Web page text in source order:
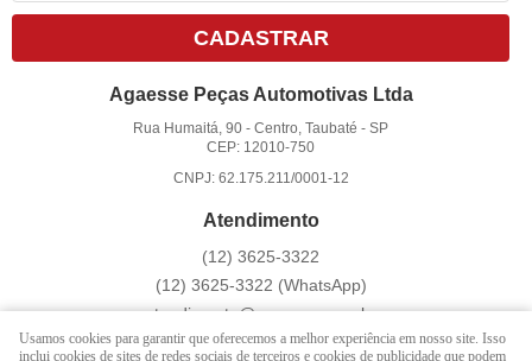
CADASTRAR
Agaesse Peças Automotivas Ltda
Rua Humaitá, 90 -Centro, Taubaté -SP
CEP: 12010-750
CNPJ: 62.175.211/0001-12
Atendimento
(12) 3625-3322
(12) 3625-3322 (WhatsApp)
atendimento@agaesse.com.br
Usamos cookies para garantir que oferecemos a melhor experiência em nosso site. Isso
inclui cookies de sites de redes sociais de terceiros e cookies de publicidade que podem